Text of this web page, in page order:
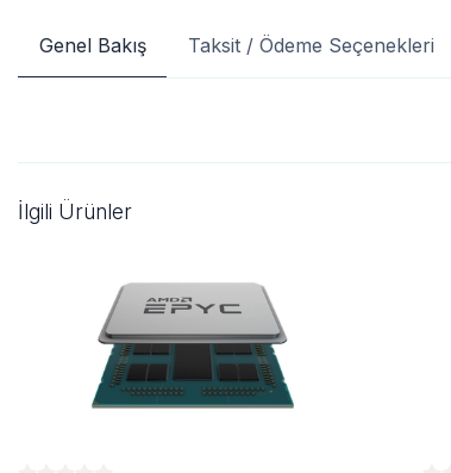
Genel Bakış Taksit / Ödeme Seçenekleri
İlgili Ürünler